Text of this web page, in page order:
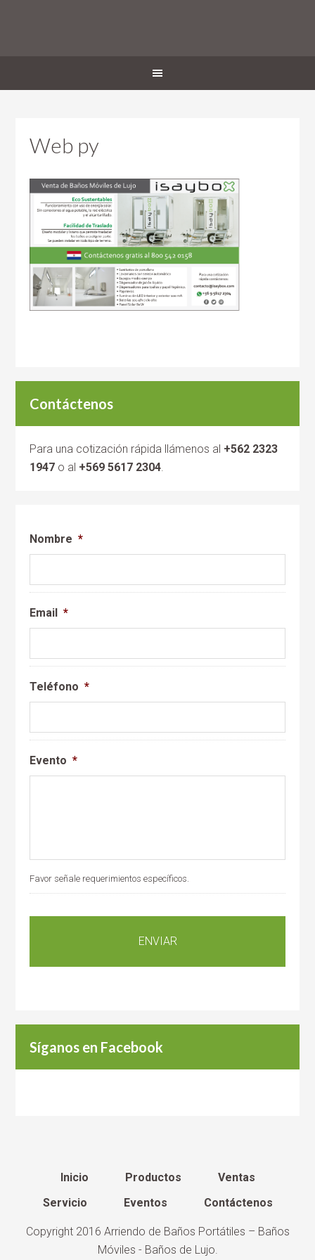
Web py
Contáctenos
Para una cotización rápida llámenos al +562 2323
1947 o al +569 5617 2304
Nombre *
Email *
Teléfono *
Evento *
Favor señale requerimientos específicos.
Síganos en Facebook
Inicio Productos
Ventas
Servicio
Eventos Contáctenos
Copyright 2016 Arriendo de Baños Portátiles – Baños
Móviles - Baños de Lujo